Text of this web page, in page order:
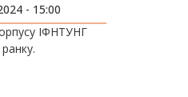
- 15:00
ІФНТУНГ